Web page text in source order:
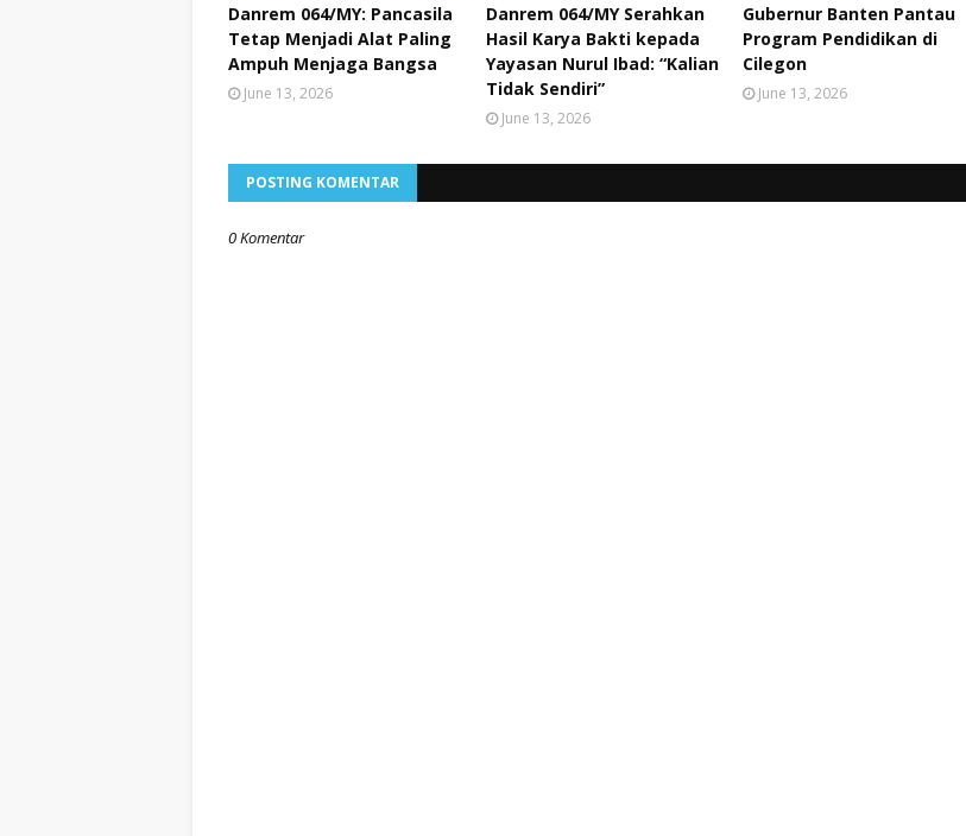
Danrem 064/MY: Pancasila
Tetap Menjadi Alat Paling
Ampuh Menjaga Bangsa
June 13, 2026
Danrem 064/MY Serahkan
Hasil Karya Bakti kepada
Yayasan Nurul Ibad: “Kalian
Tidak Sendiri”
June 13, 2026
Gubernur Banten Pantau
Program Pendidikan di
Cilegon
June 13, 2026
POSTING KOMENTAR
0 Komentar